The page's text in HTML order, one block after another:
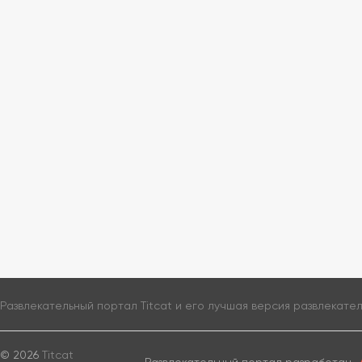
Развлекательный портал Titcat и его лучшая версия
© 2026 Titcat